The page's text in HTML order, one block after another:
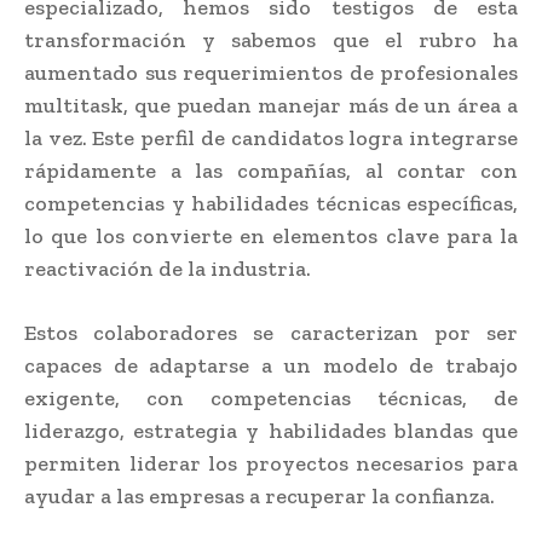
especializado, hemos sido testigos de esta
transformación y sabemos que el rubro ha
aumentado sus requerimientos de profesionales
multitask, que puedan manejar más de un área a
la vez. Este perfil de candidatos logra integrarse
rápidamente a las compañías, al contar con
competencias y habilidades técnicas específicas,
lo que los convierte en elementos clave para la
reactivación de la industria.
Estos colaboradores se caracterizan por ser
capaces de adaptarse a un modelo de trabajo
exigente, con competencias técnicas, de
liderazgo, estrategia y habilidades blandas que
permiten liderar los proyectos necesarios para
ayudar a las empresas a recuperar la confianza.